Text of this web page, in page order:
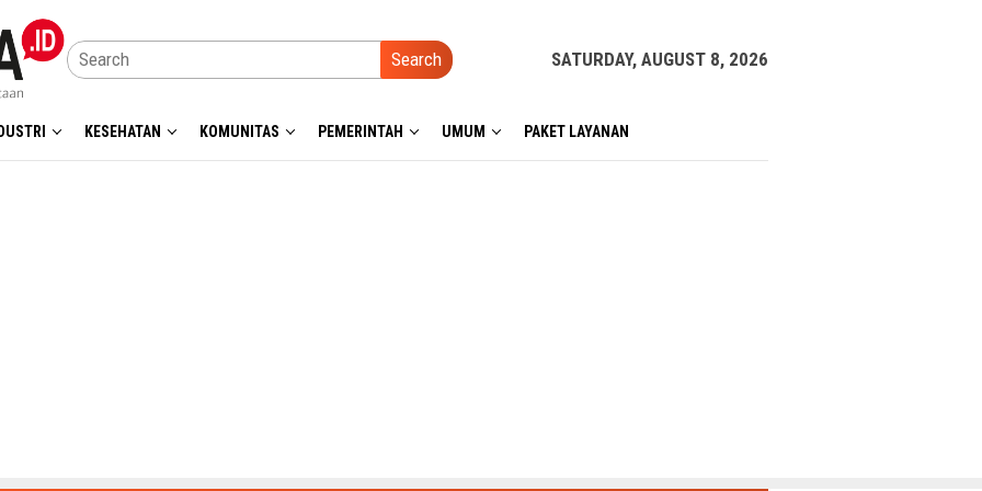
Search SATURDAY, AUGUST 8, 2026
KESEHATAN KOMUNITAS PEMERINTAH UMUM PAKET LAYANAN